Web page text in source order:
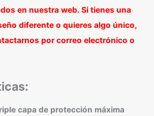
en nuestra web. Si tienes una
diferente o quieres algo único,
por correo electrónico o
capa de protección máxima